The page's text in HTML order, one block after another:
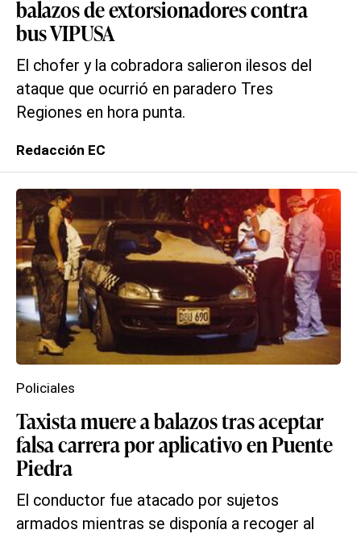
balazos de extorsionadores contra
bus VIPUSA
El chofer y la cobradora salieron ilesos del
ataque que ocurrió en paradero Tres
Regiones en hora punta.
Redacción EC
Taxista muere a balazos tras aceptar
falsa carrera por aplicativo en Puente
Piedra
El conductor fue atacado por sujetos
armados mientras se disponía a recoger al
Policiales